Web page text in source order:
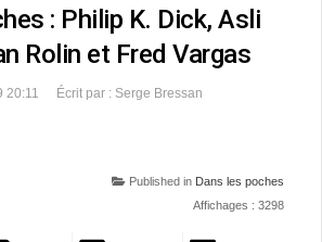
: Philip K. Dick, Asli
Rolin et Fred Vargas
20:11 Écrit par : Serge Bressan
Published in Dans les poches
Affichages : 3298